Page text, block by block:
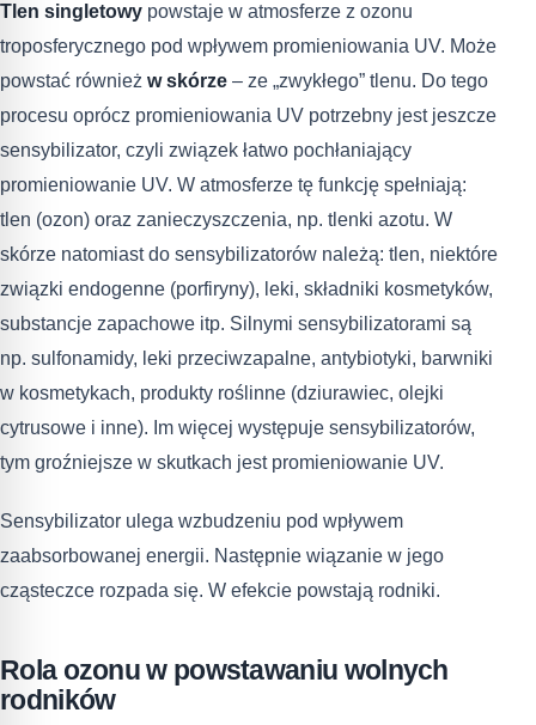
Tlen singletowy powstaje w atmosferze z ozonu
troposferycznego pod wpływem promieniowania UV. Może
powstać również w skórze – ze „zwykłego” tlenu. Do tego
procesu oprócz promieniowania UV potrzebny jest jeszcze
sensybilizator, czyli związek łatwo pochłaniający
promieniowanie UV. W atmosferze tę funkcję spełniają:
tlen (ozon) oraz zanieczyszczenia, np. tlenki azotu. W
skórze natomiast do sensybilizatorów należą: tlen, niektóre
związki endogenne (porfiryny), leki, składniki kosmetyków,
substancje zapachowe itp. Silnymi sensybilizatorami są
np. sulfonamidy, leki przeciwzapalne, antybiotyki, barwniki
w kosmetykach, produkty roślinne (dziurawiec, olejki
cytrusowe i inne). Im więcej występuje sensybilizatorów,
tym groźniejsze w skutkach jest promieniowanie UV.
Sensybilizator ulega wzbudzeniu pod wpływem
zaabsorbowanej energii. Następnie wiązanie w jego
cząsteczce rozpada się. W efekcie powstają rodniki.
Rola ozonu w powstawaniu wolnych
rodników